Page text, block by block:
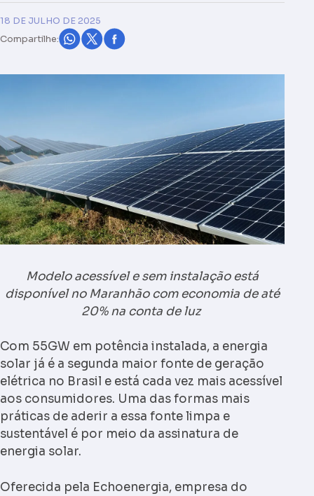
18 DE JULHO DE 2025
Compartilhe:
Modelo acessível e sem instalação está
disponível no Maranhão com economia de até
20% na conta de luz
Com 55GW em potência instalada, a energia
solar já é a segunda maior fonte de geração
elétrica no Brasil e está cada vez mais acessível
aos consumidores. Uma das formas mais
práticas de aderir a essa fonte limpa e
sustentável é por meio da assinatura de
energia solar.
Oferecida pela Echoenergia, empresa do